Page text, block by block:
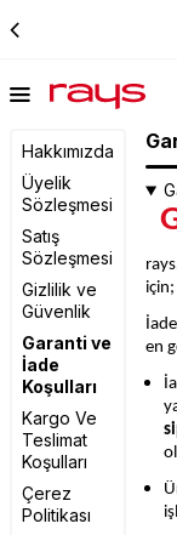
Hakkımızda
Üyelik
Sözleşmesi
Satış
Sözleşmesi
Gizlilik ve
Güvenlik
Garanti ve
İade
Koşulları
Kargo Ve
Teslimat
Koşulları
Çerez
Politikası
için;
en